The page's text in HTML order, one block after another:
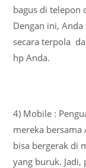
bagus di telepon
Dengan ini,
secara terpola
hp Anda.
4) Mobile :
mereka bersama
bisa bergerak di
yang buruk.